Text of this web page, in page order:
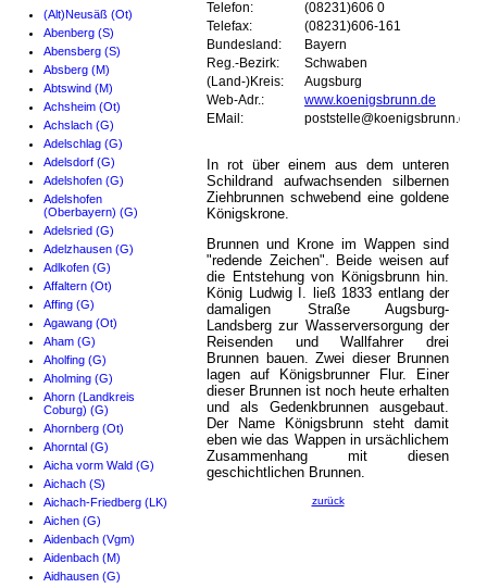
(Alt)Neusäß (Ot)
Abenberg (S)
Abensberg (S)
Absberg (M)
Abtswind (M)
Achsheim (Ot)
Achslach (G)
Adelschlag (G)
Adelsdorf (G)
Adelshofen (G)
Adelshofen
(Oberbayern) (G)
Adelsried (G)
Adelzhausen (G)
Adlkofen (G)
Affaltern (Ot)
Affing (G)
Agawang (Ot)
Aham (G)
Aholfing (G)
Aholming (G)
Ahorn (Landkreis
Coburg) (G)
Ahornberg (Ot)
Ahorntal (G)
Aicha vorm Wald (G)
Aichach (S)
Aichach-Friedberg (LK)
Aichen (G)
Aidenbach (Vgm)
Aidenbach (M)
Aidhausen (G)
Telefon:
(08231)606 0
Telefax:
(08231)606-161
Bundesland:
Bayern
Reg.-Bezirk:
Schwaben
(Land-)Kreis:
Augsburg
Web-Adr.:
www.koenigsbrunn.de
EMail:
poststelle@koenigsbrunn.de
In rot über einem aus dem unteren
Schildrand aufwachsenden silbernen
Ziehbrunnen schwebend eine goldene
Königskrone.
Brunnen und Krone im Wappen sind
"redende Zeichen". Beide weisen auf
die Entstehung von Königsbrunn hin.
König Ludwig I. ließ 1833 entlang der
damaligen Straße Augsburg-
Landsberg zur Wasserversorgung der
Reisenden und Wallfahrer drei
Brunnen bauen. Zwei dieser Brunnen
lagen auf Königsbrunner Flur. Einer
dieser Brunnen ist noch heute erhalten
und als Gedenkbrunnen ausgebaut.
Der Name Königsbrunn steht damit
eben wie das Wappen in ursächlichem
Zusammenhang mit diesen
geschichtlichen Brunnen.
zurück